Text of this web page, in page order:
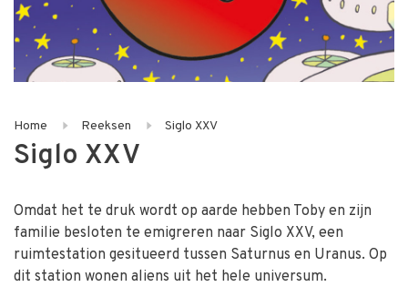
Home Reeksen Siglo XXV
Siglo XXV
Omdat het te druk wordt op aarde hebben Toby en zijn
familie besloten te emigreren naar Siglo XXV, een
ruimtestation gesitueerd tussen Saturnus en Uranus. Op
dit station wonen aliens uit het hele universum.